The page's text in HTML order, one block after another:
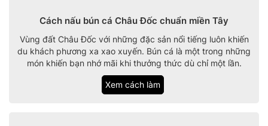
Cách nấu bún cá Châu Đốc chuẩn miền Tây
Vùng đất Châu Đốc với những đặc sản nổi tiếng luôn khiến
du khách phương xa xao xuyến. Bún cá là một trong những
món khiến bạn nhớ mãi khi thưởng thức dù chỉ một lần.
Xem cách làm